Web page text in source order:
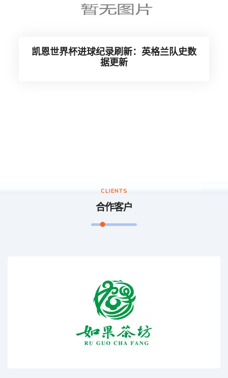
凯恩世界杯进球纪录刷新：英格兰队史数
据更新
CLIENTS
合作客户